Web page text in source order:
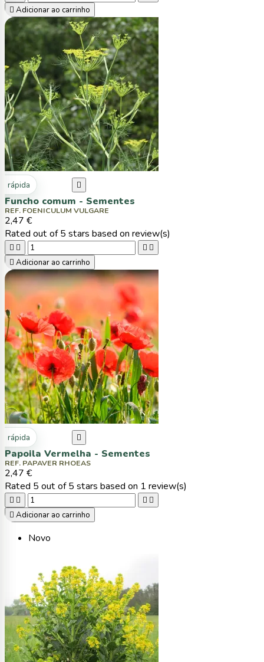
 Adicionar ao carrinho
rápida 
Funcho comum - Sementes
REF. FOENICULUM VULGARE
2,47 €
Rated out of 5 stars based on review(s)
   
 Adicionar ao carrinho
rápida 
Papoila Vermelha - Sementes
REF. PAPAVER RHOEAS
2,47 €
Rated 5 out of 5 stars based on 1 review(s)
   
 Adicionar ao carrinho
Novo